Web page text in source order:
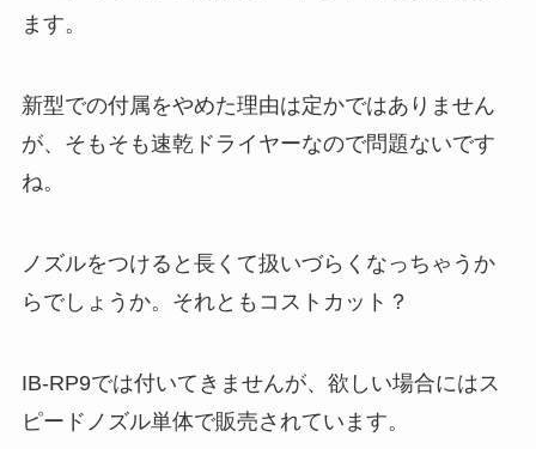
ます。
新型での付属をやめた理由は定かではありません
が、そもそも速乾ドライヤーなので問題ないです
ね。
ノズルをつけると長くて扱いづらくなっちゃうか
らでしょうか。それともコストカット？
IB-RP9では付いてきませんが、欲しい場合にはス
ピードノズル単体で販売されています。